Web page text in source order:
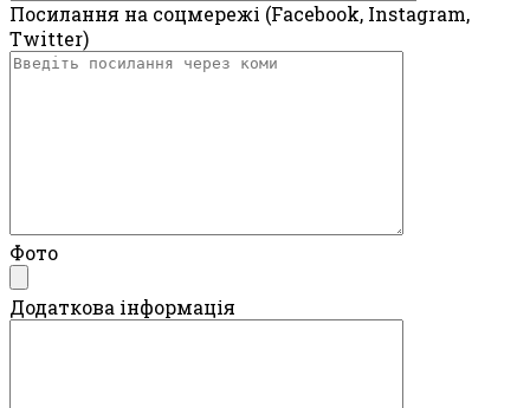
Посилання на соцмережі (Facebook, Instagram,
Twitter)
Фото
Додаткова інформація